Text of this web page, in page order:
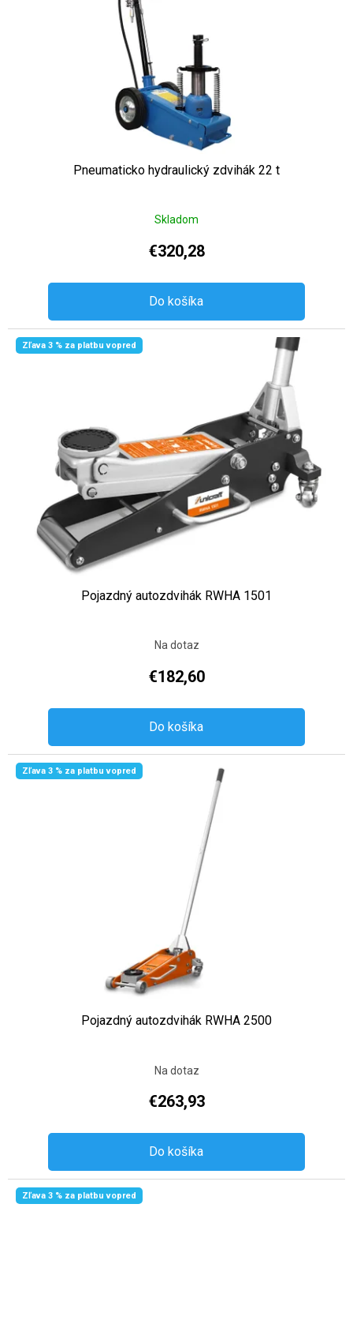
Pneumaticko hydraulický zdvihák 22 t
Skladom
€320,28
Do košíka
Zľava 3 % za platbu vopred
Pojazdný autozdvihák RWHA 1501
Na dotaz
€182,60
Do košíka
Zľava 3 % za platbu vopred
Pojazdný autozdvihák RWHA 2500
Na dotaz
€263,93
Do košíka
Zľava 3 % za platbu vopred